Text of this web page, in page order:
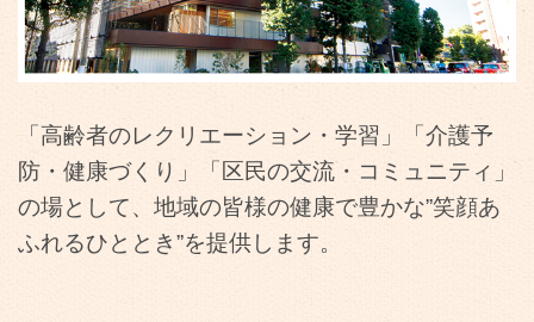
「高齢者のレクリエーション・学習」「介護予
防・健康づくり」「区民の交流・コミュニティ」
の場として、地域の皆様の健康で豊かな”笑顔あ
ふれるひととき”を提供します。